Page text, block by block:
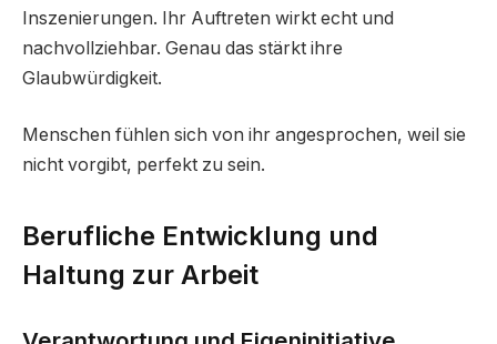
Inszenierungen. Ihr Auftreten wirkt echt und
nachvollziehbar. Genau das stärkt ihre
Glaubwürdigkeit.
Menschen fühlen sich von ihr angesprochen, weil sie
nicht vorgibt, perfekt zu sein.
Berufliche Entwicklung und
Haltung zur Arbeit